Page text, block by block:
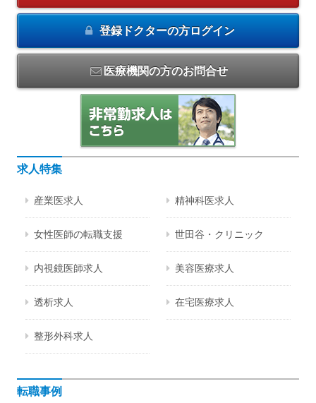
登録ドクターの方ログイン
医療機関の方のお問合せ
求人特集
産業医求人 精神科医求人
女性医師の転職支援 世田谷・クリニック
内視鏡医師求人 美容医療求人
透析求人 在宅医療求人
整形外科求人
転職事例